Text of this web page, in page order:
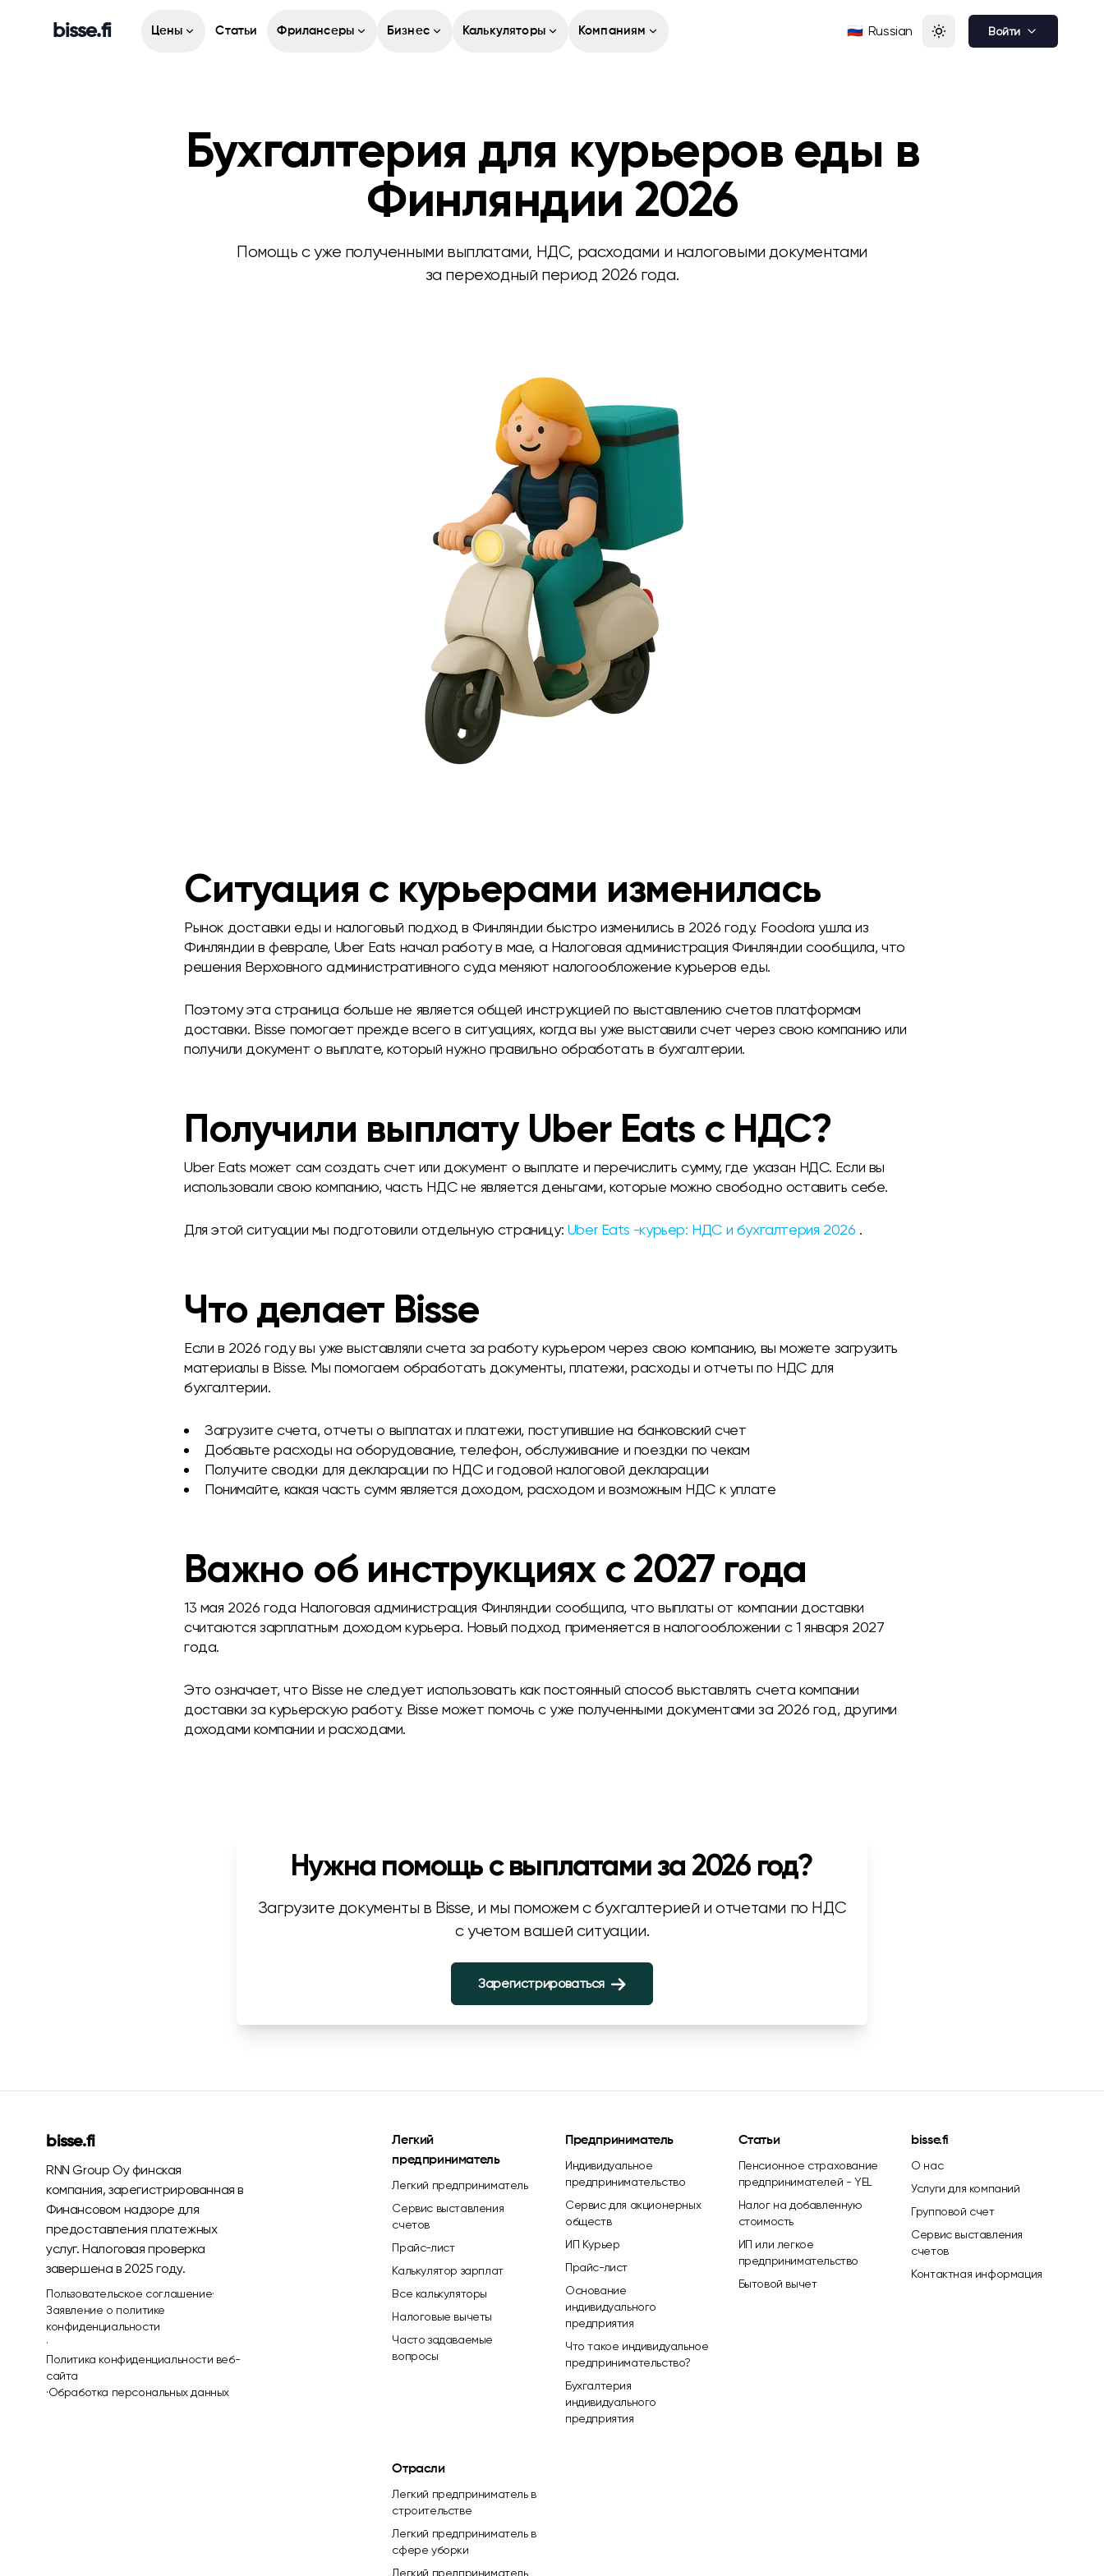
bisse.fi Цены Статьи Фрилансеры Бизнес Калькуляторы Компаниям 🇷🇺 Russian Войти
Бухгалтерия для курьеров еды в
Финляндии 2026
Помощь с уже полученными выплатами, НДС, расходами и налоговыми документами
за переходный период 2026 года.
Ситуация с курьерами изменилась
Рынок доставки еды и налоговый подход в Финляндии быстро изменились в 2026 году. Foodora ушла из
Финляндии в феврале, Uber Eats начал работу в мае, а Налоговая администрация Финляндии сообщила, что
решения Верховного административного суда меняют налогообложение курьеров еды.
Поэтому эта страница больше не является общей инструкцией по выставлению счетов платформам
доставки. Bisse помогает прежде всего в ситуациях, когда вы уже выставили счет через свою компанию или
получили документ о выплате, который нужно правильно обработать в бухгалтерии.
Получили выплату Uber Eats с НДС?
Uber Eats может сам создать счет или документ о выплате и перечислить сумму, где указан НДС. Если вы
использовали свою компанию, часть НДС не является деньгами, которые можно свободно оставить себе.
Для этой ситуации мы подготовили отдельную страницу: Uber Eats -курьер: НДС и бухгалтерия 2026 .
Что делает Bisse
Если в 2026 году вы уже выставляли счета за работу курьером через свою компанию, вы можете загрузить
материалы в Bisse. Мы помогаем обработать документы, платежи, расходы и отчеты по НДС для
бухгалтерии.
Загрузите счета, отчеты о выплатах и платежи, поступившие на банковский счет
Добавьте расходы на оборудование, телефон, обслуживание и поездки по чекам
Получите сводки для декларации по НДС и годовой налоговой декларации
Понимайте, какая часть сумм является доходом, расходом и возможным НДС к уплате
Важно об инструкциях с 2027 года
13 мая 2026 года Налоговая администрация Финляндии сообщила, что выплаты от компании доставки
считаются зарплатным доходом курьера. Новый подход применяется в налогообложении с 1 января 2027
года.
Это означает, что Bisse не следует использовать как постоянный способ выставлять счета компании
доставки за курьерскую работу. Bisse может помочь с уже полученными документами за 2026 год, другими
доходами компании и расходами.
Нужна помощь с выплатами за 2026 год?
Загрузите документы в Bisse, и мы поможем с бухгалтерией и отчетами по НДС
с учетом вашей ситуации.
Зарегистрироваться
bisse.fi
RNN Group Oy финская
компания, зарегистрированная в
Финансовом надзоре для
предоставления платежных
услуг. Налоговая проверка
завершена в 2025 году.
Пользовательское соглашение·
Заявление о политике
конфиденциальности
·
Политика конфиденциальности веб-
сайта
·Обработка персональных данных
Легкий
предприниматель
Легкий предприниматель
Сервис выставления
счетов
Прайс-лист
Калькулятор зарплат
Все калькуляторы
Налоговые вычеты
Часто задаваемые
вопросы
Предприниматель
Индивидуальное
предпринимательство
Сервис для акционерных
обществ
ИП Курьер
Прайс-лист
Основание
индивидуального
предприятия
Что такое индивидуальное
предпринимательство?
Бухгалтерия
индивидуального
предприятия
Статьи
Пенсионное страхование
предпринимателей - YEL
Налог на добавленную
стоимость
ИП или легкое
предпринимательство
Бытовой вычет
bisse.fi
О нас
Услуги для компаний
Групповой счет
Сервис выставления
счетов
Контактная информация
Отрасли
Легкий предприниматель в
строительстве
Легкий предприниматель в
сфере уборки
Легкий предприниматель